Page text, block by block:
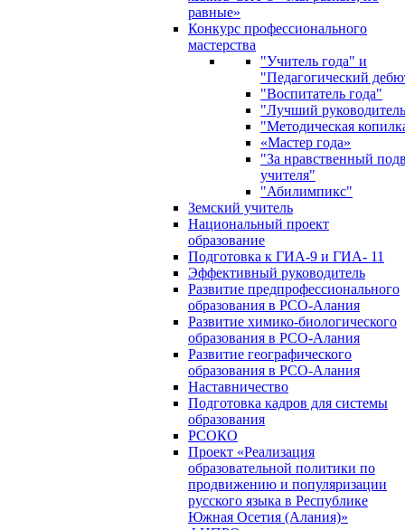
равные»
Конкурс профессионального
мастерства
"Учитель года" и
"Педагогический
"Воспитатель года"
"Лучший
"Методическая
«Мастер года»
"За нравственный
учителя"
"Абилимпикс"
Земский учитель
Национальный проект
образование
Подготовка к ГИА-9 и ГИА- 11
Эффективный руководитель
Развитие предпрофессионального
образования в РСО-Алания
Развитие химико-биологического
образования в РСО-Алания
Развитие географического
образования в РСО-Алания
Наставничество
Подготовка кадров для системы
образования
РСОКО
Проект «Реализация
образовательной политики по
продвижению и популяризации
русского языка в Республике
Южная Осетия (Алания)»